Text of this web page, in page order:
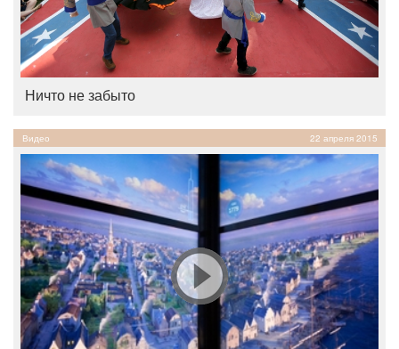
Ничто не забыто
Видео 22 апреля 2015